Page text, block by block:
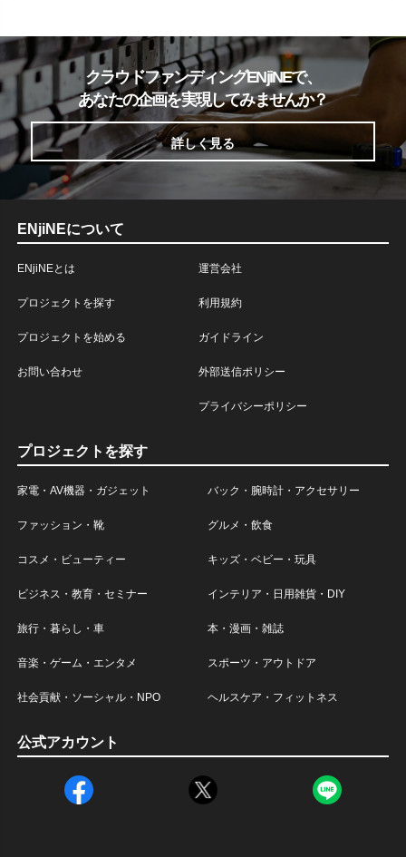
クラウドファンディングENjiNEで、
あなたの企画を実現してみませんか？
詳しく見る
ENjiNEについて
ENjiNEとは
プロジェクトを探す
プロジェクトを始める
お問い合わせ
運営会社
利用規約
ガイドライン
外部送信ポリシー
プライバシーポリシー
プロジェクトを探す
家電・AV機器・ガジェット バック・腕時計・アクセサリー
ファッション・靴 グルメ・飲食
コスメ・ビューティー キッズ・ベビー・玩具
ビジネス・教育・セミナー インテリア・日用雑貨・DIY
旅行・暮らし・車 本・漫画・雑誌
音楽・ゲーム・エンタメ スポーツ・アウトドア
社会貢献・ソーシャル・NPO ヘルスケア・フィットネス
公式アカウント